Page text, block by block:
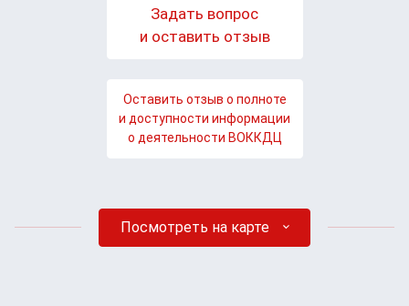
Задать вопрос
и оставить отзыв
Оставить отзыв о полноте
и доступности информации
о деятельности ВОККДЦ
Посмотреть на карте